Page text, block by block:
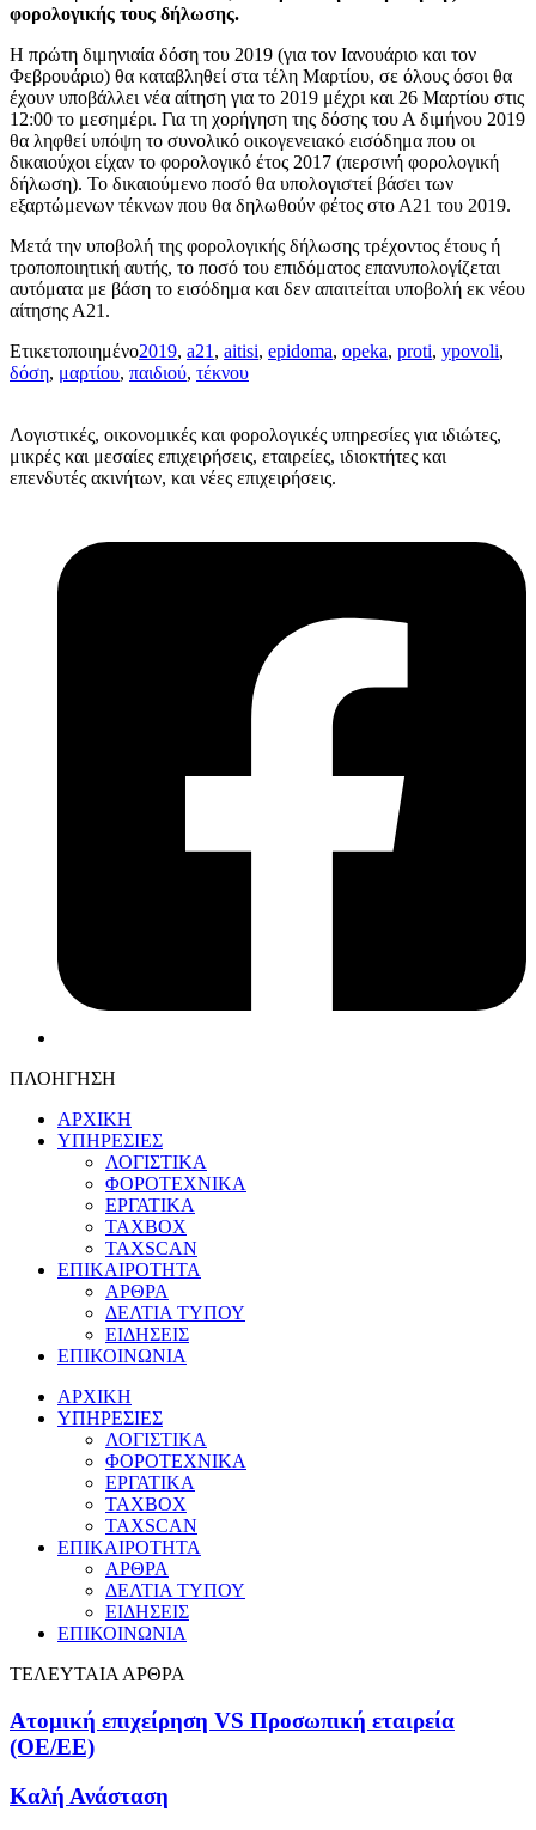
φορολογικής τους δήλωσης.
Η πρώτη διμηνιαία δόση του 2019 (για τον Ιανουάριο και τον
Φεβρουάριο) θα καταβληθεί στα τέλη Μαρτίου, σε όλους όσοι θα
έχουν υποβάλλει νέα αίτηση για το 2019 μέχρι και 26 Μαρτίου στις
12:00 το μεσημέρι. Για τη χορήγηση της δόσης του Α διμήνου 2019
θα ληφθεί υπόψη το συνολικό οικογενειακό εισόδημα που οι
δικαιούχοι είχαν το φορολογικό έτος 2017 (περσινή φορολογική
δήλωση). Το δικαιούμενο ποσό θα υπολογιστεί βάσει των
εξαρτώμενων τέκνων που θα δηλωθούν φέτος στο Α21 του 2019.
Μετά την υποβολή της φορολογικής δήλωσης τρέχοντος έτους ή
τροποποιητική αυτής, το ποσό του επιδόματος επανυπολογίζεται
αυτόματα με βάση το εισόδημα και δεν απαιτείται υποβολή εκ νέου
αίτησης Α21.
Ετικετοποιημένο2019, a21 , aitisi, epidoma, opeka, proti, ypovoli,
δόση, μαρτίου, παιδιού, τέκνου
Λογιστικές, οικονομικές και φορολογικές υπηρεσίες για ιδιώτες,
μικρές και μεσαίες επιχειρήσεις, εταιρείες, ιδιοκτήτες και
επενδυτές ακινήτων, και νέες επιχειρήσεις.
ΠΛΟΗΓΗΣΗ
ΑΡΧΙΚΗ
ΥΠΗΡΕΣΙΕΣ
ΛΟΓΙΣΤΙΚΑ
ΦΟΡΟΤΕΧΝΙΚΑ
ΕΡΓΑΤΙΚΑ
TAXBOX
TAXSCAN
ΕΠΙΚΑΙΡΟΤΗΤΑ
ΑΡΘΡΑ
ΔΕΛΤΙΑ ΤΥΠΟΥ
ΕΙΔΗΣΕΙΣ
ΕΠΙΚΟΙΝΩΝΙΑ
ΑΡΧΙΚΗ
ΥΠΗΡΕΣΙΕΣ
ΛΟΓΙΣΤΙΚΑ
ΦΟΡΟΤΕΧΝΙΚΑ
ΕΡΓΑΤΙΚΑ
TAXBOX
TAXSCAN
ΕΠΙΚΑΙΡΟΤΗΤΑ
ΑΡΘΡΑ
ΔΕΛΤΙΑ ΤΥΠΟΥ
ΕΙΔΗΣΕΙΣ
ΕΠΙΚΟΙΝΩΝΙΑ
ΤΕΛΕΥΤΑΙΑ ΑΡΘΡΑ
Ατομική επιχείρηση VS Προσωπική εταιρεία
(OE/EE)
Καλή Ανάσταση